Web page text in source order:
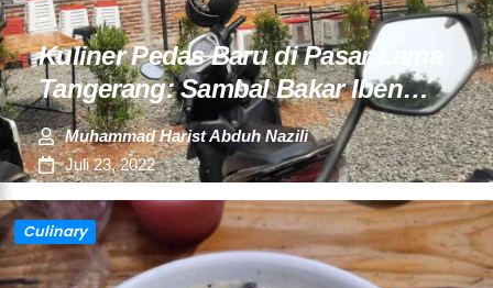
Kuliner Pedas Baru di Pasar Lama
Tangerang: Sambal Bakar Iben…
Muhammad Harist Abduh Nazili
Juli 23, 2022
Culinary